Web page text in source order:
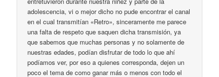
adolescencia, vi o mejor dicho no pude encontrar el canal
en el cual transmitían «Retro», sinceramente me parece
una falta de respeto que saquen dicha transmisión, ya
que sabemos que muchas personas y no solamente de
nuestras edades, podían disfrutar de todo lo que ahí
podíamos ver, por eso a quienes corresponda, dejen un
poco el tema de como ganar más o menos con todo el